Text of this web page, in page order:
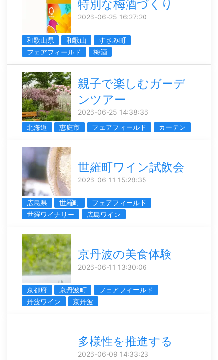
特別な梅酒づくり
2026-06-25 16:27:20
和歌山県 和歌山
すさみ町
フェアフィールド
梅酒
親子で楽しむガーデ
ンツアー
2026-06-25 14:38:36
北海道
恵庭市 フェアフィールド カーテン
世羅町ワイン試飲会
2026-06-11 15:28:35
広島県 世羅町
フェアフィールド
世羅ワイナリー
広島ワイン
京丹波の美食体験
2026-06-11 13:30:06
京都府 京丹波町
フェアフィールド
丹波ワイン
京丹波
多様性を推進する
2026-06-09 14:33:23